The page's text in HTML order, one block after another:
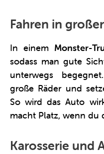
Fahren in
In einem Monster-
sodass man gute
unterwegs
große Räder und
So wird das Auto
macht Platz, wenn du
Karosserie und